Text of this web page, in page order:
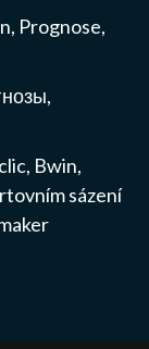
Prognose,
Bwin,
sázení